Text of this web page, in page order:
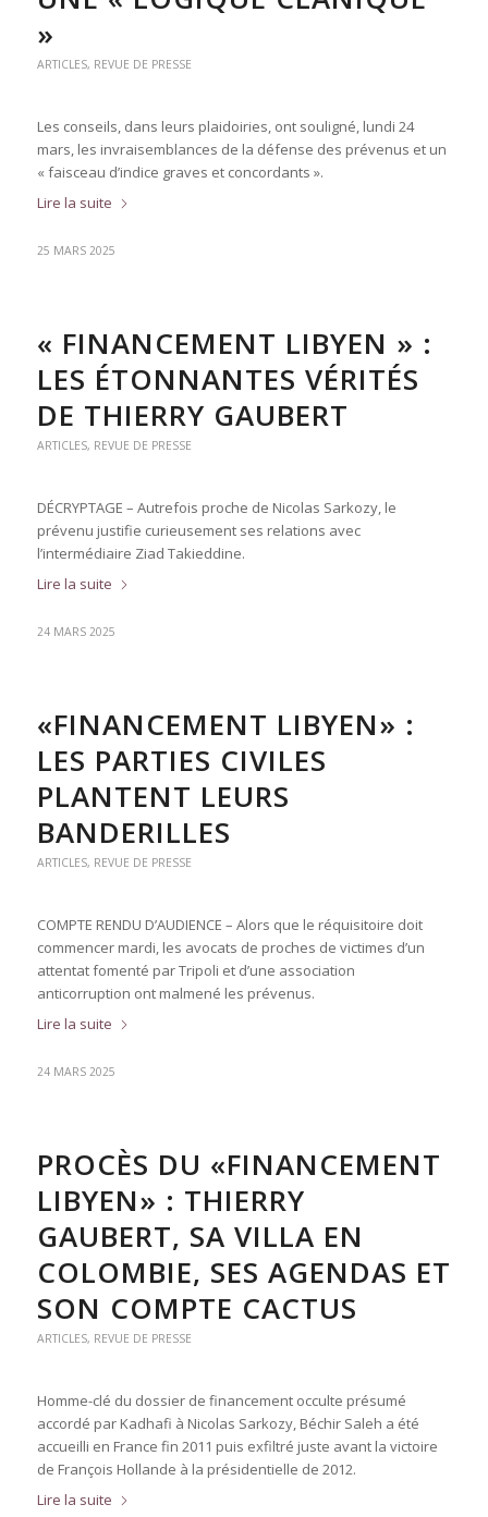
»
ARTICLES, REVUE DE PRESSE
Les conseils, dans leurs plaidoiries, ont souligné, lundi 24
mars, les invraisemblances de la défense des prévenus et un
« faisceau d’indice graves et concordants ».
Lire la suite
25 MARS 2025
« FINANCEMENT LIBYEN » :
LES ÉTONNANTES VÉRITÉS
DE THIERRY GAUBERT
ARTICLES, REVUE DE PRESSE
DÉCRYPTAGE – Autrefois proche de Nicolas Sarkozy, le
prévenu justifie curieusement ses relations avec
l’intermédiaire Ziad Takieddine.
Lire la suite
24 MARS 2025
«FINANCEMENT LIBYEN» :
LES PARTIES CIVILES
PLANTENT LEURS
BANDERILLES
ARTICLES, REVUE DE PRESSE
COMPTE RENDU D’AUDIENCE – Alors que le réquisitoire doit
commencer mardi, les avocats de proches de victimes d’un
attentat fomenté par Tripoli et d’une association
anticorruption ont malmené les prévenus.
Lire la suite
24 MARS 2025
PROCÈS DU «FINANCEMENT
LIBYEN» : THIERRY
GAUBERT, SA VILLA EN
COLOMBIE, SES AGENDAS ET
SON COMPTE CACTUS
ARTICLES, REVUE DE PRESSE
Homme-clé du dossier de financement occulte présumé
accordé par Kadhafi à Nicolas Sarkozy, Béchir Saleh a été
accueilli en France fin 2011 puis exfiltré juste avant la victoire
de François Hollande à la présidentielle de 2012.
Lire la suite